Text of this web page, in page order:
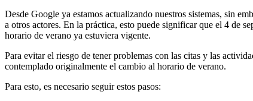
Desde Google ya estamos actualizando nuestros sistemas, sin
a otros actores. En la práctica, esto puede significar que el 4 de
horario de verano ya estuviera vigente.
Para evitar el riesgo de tener problemas con las citas y las
contemplado originalmente el cambio al horario de verano.
Para esto, es necesario seguir estos pasos: